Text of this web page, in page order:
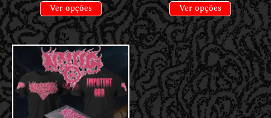
Ver opções Ver opções